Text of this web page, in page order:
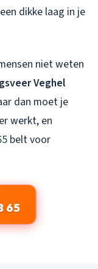
dikke laag in je
niet weten
Veghel
dan moet je
werkt, en
belt voor
65